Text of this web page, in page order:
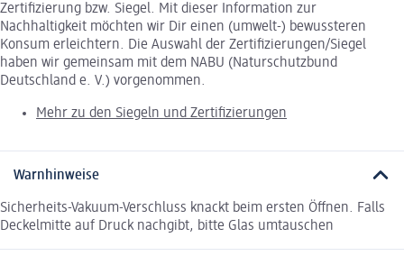
Zertifizierung bzw. Siegel. Mit dieser Information zur
Nachhaltigkeit möchten wir Dir einen (umwelt-) bewussteren
Konsum erleichtern. Die Auswahl der Zertifizierungen/Siegel
haben wir gemeinsam mit dem NABU (Naturschutzbund
Deutschland e. V.) vorgenommen.
Mehr zu den Siegeln und Zertifizierungen
Warnhinweise
Sicherheits-Vakuum-Verschluss knackt beim ersten Öffnen. Falls
Deckelmitte auf Druck nachgibt, bitte Glas umtauschen